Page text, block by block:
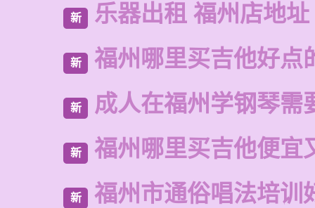
新 乐器出租 福州店地址
新 福州哪里买吉他好点
新 成人在福州学钢琴需
新 福州哪里买吉他便宜
新 福州市通俗唱法培训